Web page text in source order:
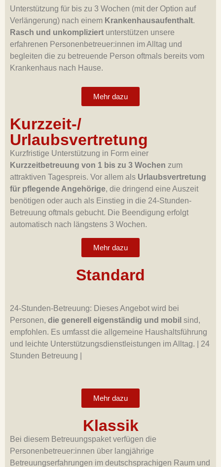
Unterstützung für bis zu 3 Wochen (mit der Option auf
Verlängerung) nach einem Krankenhausaufenthalt.
Rasch und unkompliziert unterstützen unsere
erfahrenen Personenbetreuer:innen im Alltag und
begleiten die zu betreuende Person oftmals bereits vom
Krankenhaus nach Hause.
Mehr dazu
Kurzzeit-/
Urlaubsvertretung
Kurzfristige Unterstützung in Form einer
Kurzzeitbetreuung von 1 bis zu 3 Wochen zum
attraktiven Tagespreis. Vor allem als Urlaubsvertretung
für pflegende Angehörige, die dringend eine Auszeit
benötigen oder auch als Einstieg in die 24-Stunden-
Betreuung oftmals gebucht. Die Beendigung erfolgt
automatisch nach längstens 3 Wochen.
Mehr dazu
Standard
24-Stunden-Betreuung: Dieses Angebot wird bei
Personen, die generell eigenständig und mobil sind,
empfohlen. Es umfasst die allgemeine Haushaltsführung
und leichte Unterstützungsdienstleistungen im Alltag.
24
Stunden Betreuung |
Mehr dazu
Klassik
Bei diesem Betreuungspaket verfügen die
Personenbetreuer:innen über langjährige
Betreuungserfahrungen im deutschsprachigen Raum und